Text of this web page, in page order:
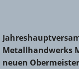
Metallhandwerks
Obermeister gewählt
Metallhandwerks
neuen